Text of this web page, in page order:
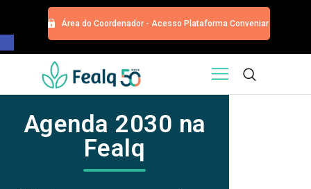
Barra de Ferramentas Aberta
Área do Coordenador - Acesso Plataforma Conveniar
HOME
SERVIÇOS
EDITORA
PROGRAMA DE APOIOS
Agenda 2030 na
Fealq